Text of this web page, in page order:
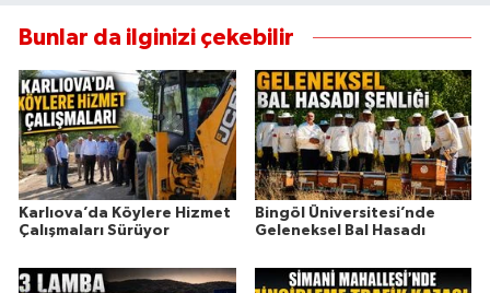
Bunlar da ilginizi çekebilir
Karlıova’da Köylere Hizmet
Çalışmaları Sürüyor
Bingöl Üniversitesi’nde
Geleneksel Bal Hasadı